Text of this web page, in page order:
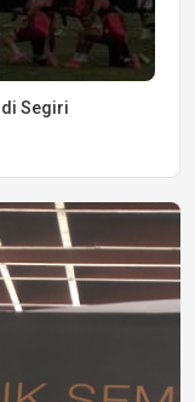
di Segiri